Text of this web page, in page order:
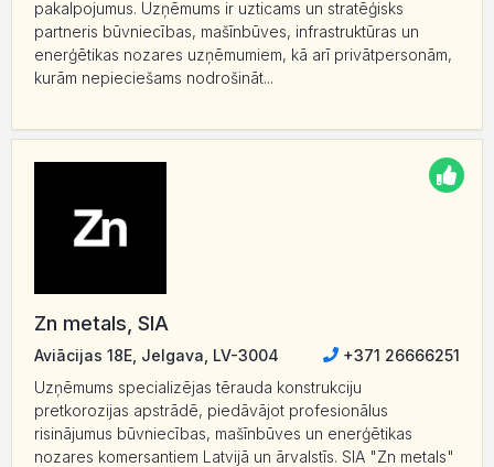
pakalpojumus. Uzņēmums ir uzticams un stratēģisks
partneris būvniecības, mašīnbūves, infrastruktūras un
enerģētikas nozares uzņēmumiem, kā arī privātpersonām,
kurām nepieciešams nodrošināt...
Zn metals, SIA
Aviācijas 18E, Jelgava, LV-3004
+371 26666251
Uzņēmums specializējas tērauda konstrukciju
pretkorozijas apstrādē, piedāvājot profesionālus
risinājumus būvniecības, mašīnbūves un enerģētikas
nozares komersantiem Latvijā un ārvalstīs. SIA "Zn metals"